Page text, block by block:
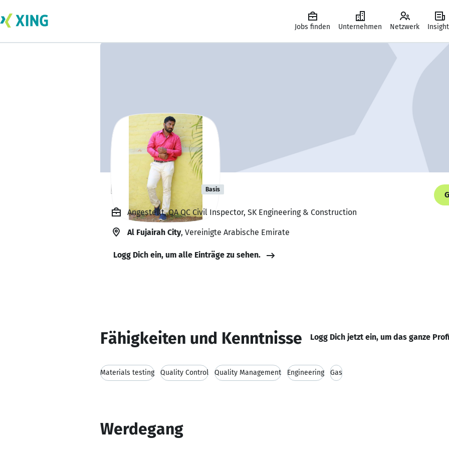
Jobs finden Unternehmen Netzwerk
Nagaraj Jeeva Basis
Angestellt, QA QC Civil Inspector, SK Engineering & Construction
Al Fujairah City, Vereinigte Arabische Emirate
Logg Dich ein, um alle Einträge zu sehen.
Fähigkeiten und Kenntnisse Logg Dich jetzt ein, um das ganze
Materials testing Quality Control Quality Management Engineering Gas
Werdegang